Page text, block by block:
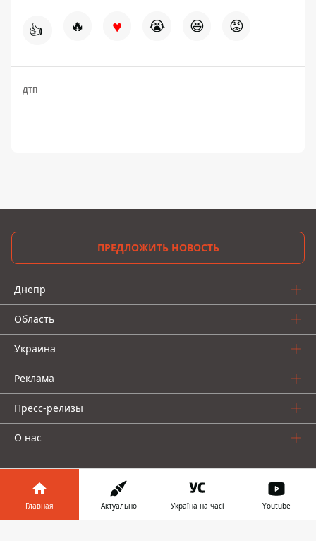
👍 🔥 ♥ 😭 😆 😡
ДТП
ПРЕДЛОЖИТЬ НОВОСТЬ
Днепр
Область
Украина
Реклама
Пресс-релизы
О нас
Главная Актуально Україна на часі Youtube